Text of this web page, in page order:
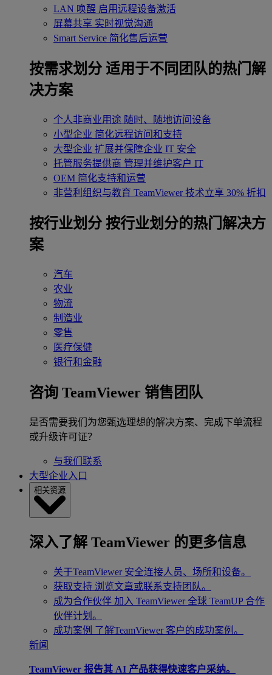
LAN 唤醒 启用远程设备激活
屏幕共享 实时视觉沟通
Smart Service 简化售后运营
按需求划分 适用于不同团队的热门解
决方案
个人非商业用途 随时、随地访问设备
小型企业 简化远程访问和支持
大型企业 扩展并保障企业 IT 安全
托管服务提供商 管理并维护客户 IT
OEM 简化支持和运营
非营利组织与教育 TeamViewer 技术立享 30% 折扣
‌按行业划分 按行业划分的热门解决方
案
汽车
农业
物流
制造业
零售
医疗保健
银行和金融
咨询 TeamViewer 销售团队
是否需要我们为您甄选理想的解决方案、完成下单流程
或升级许可证？
与我们联系
大型企业入口
相关资源
深入了解 TeamViewer 的更多信息
关于TeamViewer 安全连接人员、场所和设备。
获取支持 浏览文章或联系支持团队。
成为合作伙伴 加入 TeamViewer 全球 TeamUP 合作
伙伴计划。
成功案例 了解TeamViewer 客户的成功案例。
新闻
TeamViewer 报告其 AI 产品获得快速客户采纳。